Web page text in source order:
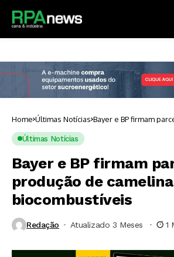
Home Últimas Notícias Bayer e BP firmam
camelina para
Últimas Notícias
Bayer e BP firmam
produção de
biocombustíveis
Redação Atualizado 3 Meses ⁮ 1